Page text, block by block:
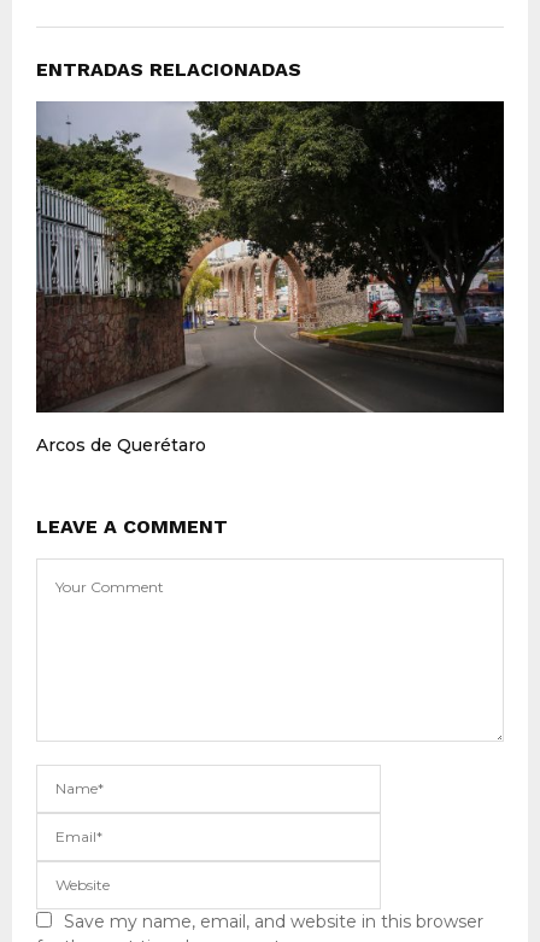
ENTRADAS RELACIONADAS
Arcos de Querétaro
LEAVE A COMMENT
Save my name, email, and website in this browser